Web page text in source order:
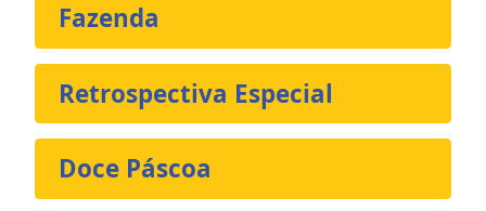
Fazenda
Retrospectiva Especial
Doce Páscoa